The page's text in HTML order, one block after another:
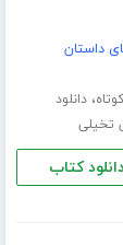
داستان
،دانلود
تخیلی
کتاب